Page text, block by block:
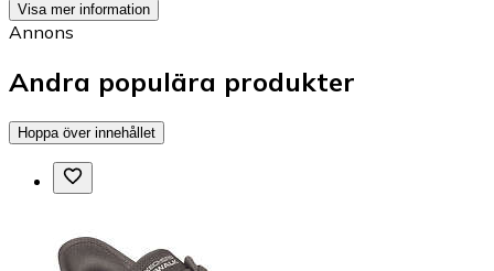
Visa mer information
Annons
Andra populära produkter
Hoppa över innehållet